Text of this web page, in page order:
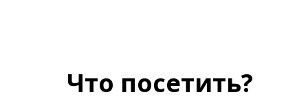
Что посетить?